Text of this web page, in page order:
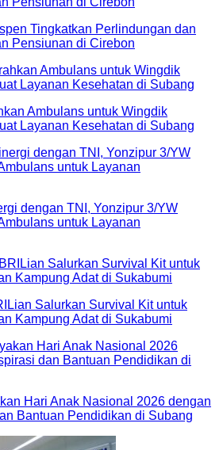
Tingkatkan Perlindungan dan
Pensiunan di Cirebon
Ambulans untuk Wingdik
Layanan Kesehatan di Subang
dengan TNI, Yonzipur 3/YW
untuk Layanan
Salurkan Survival Kit untuk
Kampung Adat di Sukabumi
Hari Anak Nasional 2026 dengan
Bantuan Pendidikan di Subang